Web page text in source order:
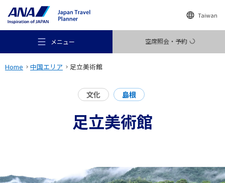
Taiwan
メニュー 空席照会・予約
Home 中国エリア 足立美術館
文化 島根
足立美術館